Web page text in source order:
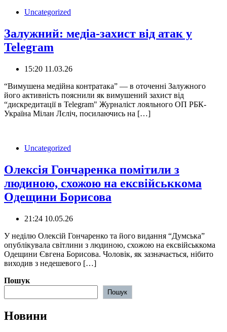
Uncategorized
Залужний: медіа-захист від атак у
Telegram
15:20 11.03.26
“Вимушена медійна контратака” — в оточенні Залужного
його активність пояснили як вимушений захист від
“дискредитації в Telegram" Журналіст лояльного ОП РБК-
Україна Мілан Лєліч, посилаючись на […]
Uncategorized
Олексія Гончаренка помітили з
людиною, схожою на ексвійськкома
Одещини Борисова
21:24 10.05.26
У неділю Олексій Гончаренко та його видання “Думська”
опублікувала світлини з людиною, схожою на ексвійськкома
Одещини Євгена Борисова. Чоловік, як зазначається, нібито
виходив з недешевого […]
Пошук
Пошук
Новини